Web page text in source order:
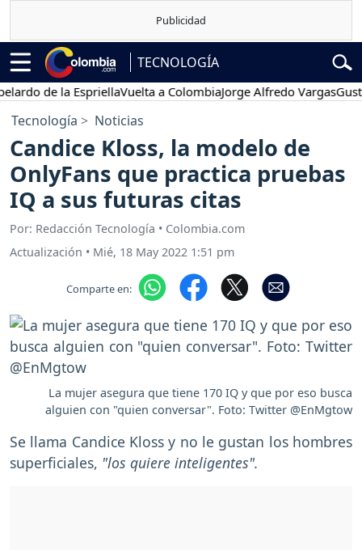
TECNOLOGÍA
de la EspriellaVuelta a ColombiaJorge Alfredo VargasGustavo
Tecnología Noticias
Candice Kloss, la modelo de
OnlyFans que practica pruebas
IQ a sus futuras citas
Por: Redacción Tecnología • Colombia.com
Actualización • Mié, 18 May 2022 1:51 pm
Comparte en:
La mujer asegura que tiene 170 IQ y que por eso busca
alguien con "quien conversar". Foto: Twitter @EnMgtow
Se llama Candice Kloss y no le gustan los hombres
superficiales, "los quiere inteligentes".